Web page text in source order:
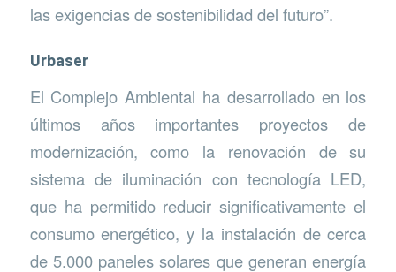
las exigencias de sostenibilidad del futuro”.
Urbaser
El Complejo Ambiental ha desarrollado en los
últimos años importantes proyectos de
modernización, como la renovación de su
sistema de iluminación con tecnología LED,
que ha permitido reducir significativamente el
consumo energético, y la instalación de cerca
de 5.000 paneles solares que generan energía